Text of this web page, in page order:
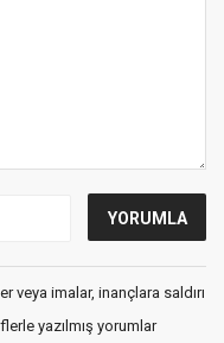
veya imalar, inançlara saldırı
yazılmış yorumlar